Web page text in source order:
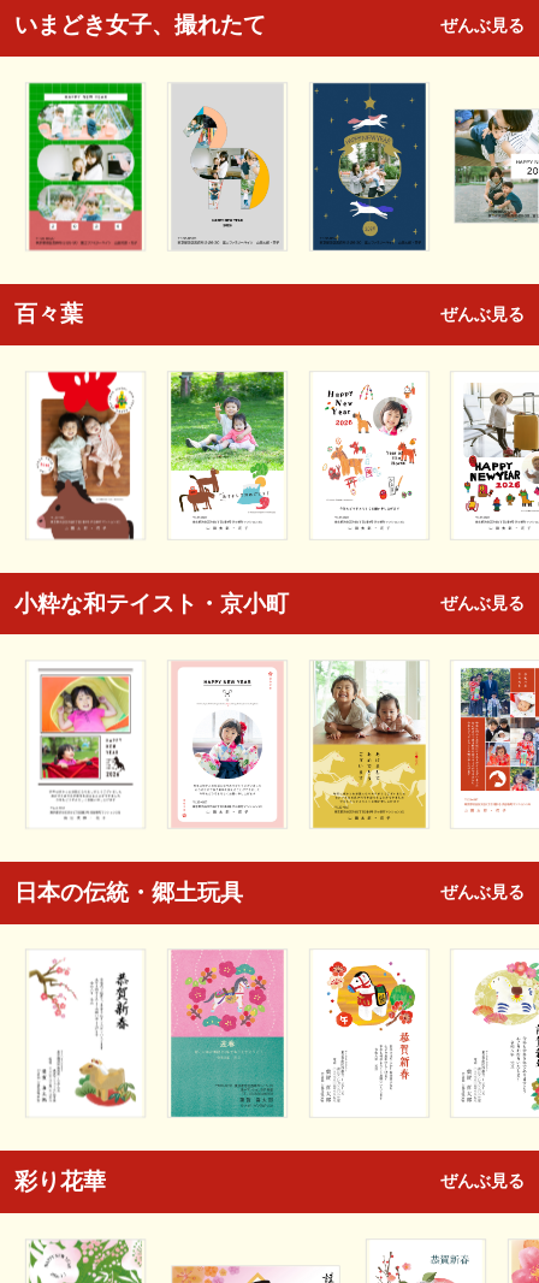
いまどき女子、撮れたて ぜんぶ見る
百々葉 ぜんぶ見る
小粋な和テイスト・京小町 ぜんぶ見る
日本の伝統・郷土玩具 ぜんぶ見る
彩り花華 ぜんぶ見る